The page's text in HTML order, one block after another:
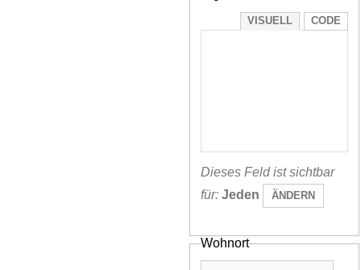
VISUELL CODE
Dieses Feld ist sichtbar
für: Jeden ÄNDERN
Wohnort